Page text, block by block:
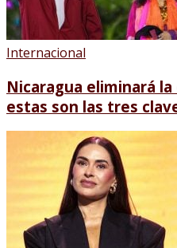
Internacional
Nicaragua eliminará
estas son las tres